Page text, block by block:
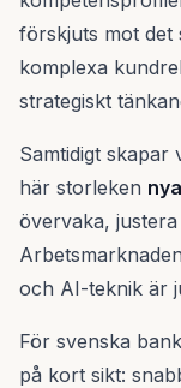
förskjuts mot det
komplexa
strategiskt
Samtidigt skapar
här storleken
övervaka,
och AI-teknik är
För svenska
på kort sikt: